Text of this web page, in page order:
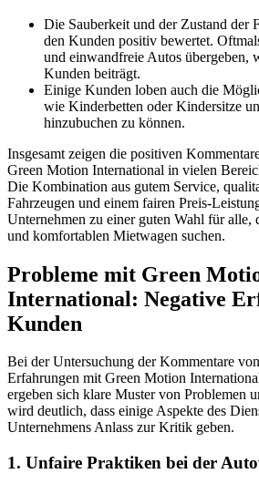
Die Sauberkeit und der Zustand der
den Kunden positiv bewertet.
und einwandfreie Autos übergeben,
Kunden beiträgt.
Einige Kunden loben auch die
wie Kinderbetten oder Kindersitze
hinzubuchen zu können.
Insgesamt zeigen die positiven
Green Motion International in vielen
Die Kombination aus gutem Service,
Fahrzeugen und einem fairen Preis-
Unternehmen zu einer guten Wahl für alle,
und komfortablen Mietwagen suchen.
Probleme mit Green
International: Negative
Kunden
Bei der Untersuchung der Kommentare
Erfahrungen mit Green Motion
ergeben sich klare Muster von Problemen
wird deutlich, dass einige Aspekte des
Unternehmens Anlass zur Kritik geben.
1. Unfaire Praktiken bei der